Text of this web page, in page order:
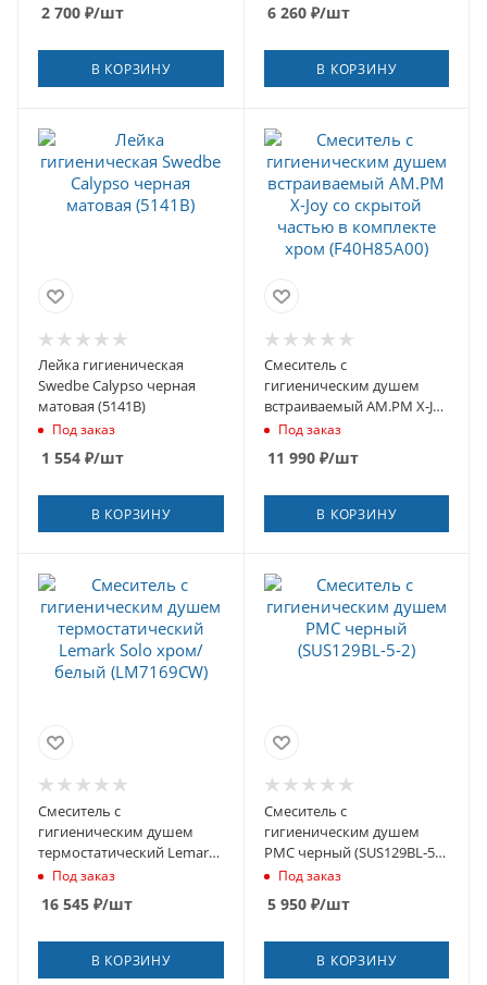
(HF003B)
2 700 ₽/шт
В КОРЗИНУ
6 260₽/шт
В КОРЗИНУ
Лейка гигиеническая
Swedbe Calypso черная
матовая (5141B)
Под заказ
1 554 ₽/шт
В КОРЗИНУ
Смеситель с
гигиеническим душем
встраиваемый AM.PM X-Joy
со скрытой частью в
комплекте хром
(F40H85A00)
Под заказ
11 990₽/шт
В КОРЗИНУ
Смеситель с
гигиеническим душем
термостатический Lemark
Solo хром/белый
Под заказ
16 545 ₽/шт
В КОРЗИНУ
Смеситель с
гигиеническим душем
РМС черный (SUS129BL-5-
2) Под заказ
5 950₽/шт
В КОРЗИНУ